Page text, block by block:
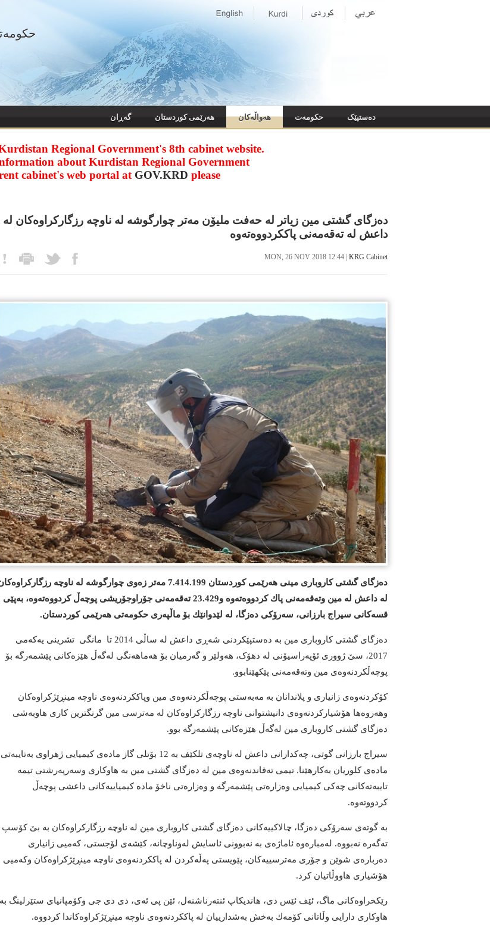
ده‌ستپێک حکومه‌ت هەواڵەکان هه‌رێمی کوردستان گەڕان
Regional Government's 8th cabinet website.
about Kurdistan Regional Government
cabinet's web portal at GOV.KRD please
ده‌زگای گشتی مین زیاتر له‌ ‌حەفت ملیۆن مه‌تر چوارگوشه له‌ ناوچه رزگاركراوه‌كان لە
داعش له‌ ته‌قه‌مه‌نی پاككردووه‌ته‌وه
MON, 26 NOV 2018 12:44 KRG Cabinet
ده‌زگای گشتی کاروباری مینی هەرێمی کوردستان
7.414.199 مه‌تر زه‌وی چوارگوشه له‌ ناوچه
لە داعش له‌ مین وته‌قه‌مه‌نی پاك كردووه‌ته‌وه‌ و23.429 ته‌قه‌مه‌نی جۆراوجۆریشی پوچه‌ڵ كردووه‌ته‌وه‌، بەپێی
قسەکانی سیراج بارزانی، سەرۆکی دەزگا، له‌ لێدوانێك بۆ ماڵپه‌ری حكومه‌تی هه‌رێمی كوردستان.
ده‌زگای گشتی کاروباری مین به‌ ده‌ستپێكردنی شه‌ڕی داعش له ساڵی 2014 تا مانگی تشرینی یه‌كه‌می
2017، سێ ژووری ئۆپەراسیۆنی لە دهۆک، هەولێر و گەرمیان بۆ هەماهەنگی لەگەڵ هێزەکانی پێشمەرگە بۆ
پوچه‌ڵكردنه‌وه‌ی مین وته‌قه‌مه‌نی پێكهێنابوو.
کۆکردنەوەى زانیاری و پلاندانان به‌ مه‌به‌ستی پوچه‌ڵكردنه‌وه‌ی مین وپاككردنه‌وه‌ی ناوچه‌ مینڕێژكراوه‌كان
وهه‌روه‌ها هۆشیاركردنه‌وه‌ی دانیشتوانی ناوچه‌ رزگاركراوه‌كان له‌ مه‌ترسی مین گرنگترین كاری هاوبه‌شی
ده‌زگای گشتی کاروباری مین له‌گه‌ڵ هێزه‌كانی پێشمه‌رگه بوو.
سیراج بارزانی گوتی، چه‌كدارانی داعش له ناوچه‌ی تلكێف به 12 بۆتلی گاز ماده‌ی كیمیایی ژهراوی به‌تایبه‌تی
ماده‌ی كلوریان به‌كارهێنا. تیمی ته‌قاندنه‌وه‌ی مین له‌ ده‌زگای گشتی مین بە هاوكاری وسەرپەرشتی تیمە
تایبەتەکانی چەکی کیمیایی وەزارەتی پێشمەرگە و وەزارەتی ناخۆ ماده كیمیاییه‌كانی داعشی پوچه‌ڵ
كردووته‌وه‌.
به گوتەی سه‌رۆكی ده‌زگا، چالاكییه‌كانی ده‌زگای گشتی كاروباری مین له ناوچه‌ رزگاركراوه‌كان به بێ كۆسپ
ته‌گه‌ره‌ نه‌بووه. له‌مباره‌وه‌ ئاماژه‌ی به نه‌بوونی ئاسایش لەوناوچانە، كێشه‌ی لۆجستی، كه‌میی زانیاری
ده‌رباره‌ی شوێن و جۆری مه‌ترسییه‌كان، پێویستی په‌ڵه‌كردن له‌ پاككردنه‌وه‌ی ناوچه‌ مینڕێژكراوه‌كان وكه‌میی
هۆشیاری هاووڵاتیان كرد.
رێكخراوه‌كانی ماگ، ئێف ئێس دی، هاندیکاپ ئنتەرناشنەل، ئێن پی ئەی، دی دی جی وكۆمپانیای ستێرلینگ به
هاوکاری دارایی وڵاتانی کۆمەك بەخش به‌شدارییان له پاككردنه‌وه‌ی ناوچه‌ مینڕێژكراوه‌كاندا كردووه‌.